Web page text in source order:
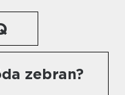
zebran?